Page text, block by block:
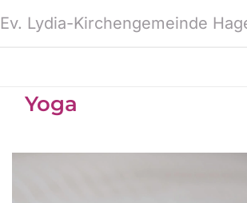
Ev. Lydia-Kirchengemeinde
Yoga